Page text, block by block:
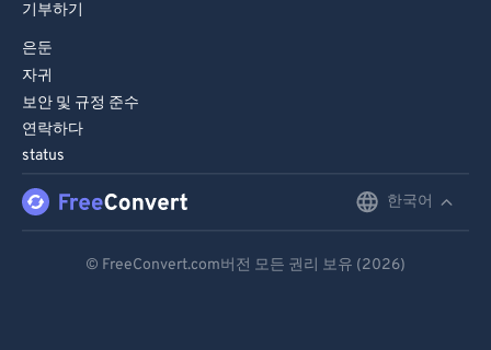
기부하기
은둔
자귀
보안 및 규정 준수
연락하다
status
한국어
© FreeConvert.com버전 모든 권리 보유 (2026)